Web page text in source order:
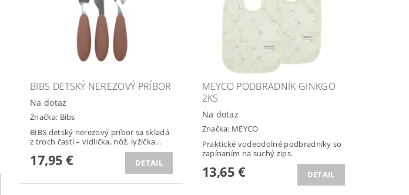
BIBS DETSKÝ NEREZOVÝ PRÍBOR
Na dotaz
Značka: Bibs
BIBS detský nerezový príbor sa skladá
z troch častí – vidlička, nôž, lyžička...
17,95 € DETAIL
MEYCO PODBRADNÍK GINKGO
2KS
Na dotaz
Značka: MEYCO
Praktické vodeodolné podbradníky so
zapínaním na suchý zips.
13,65 € DETAIL